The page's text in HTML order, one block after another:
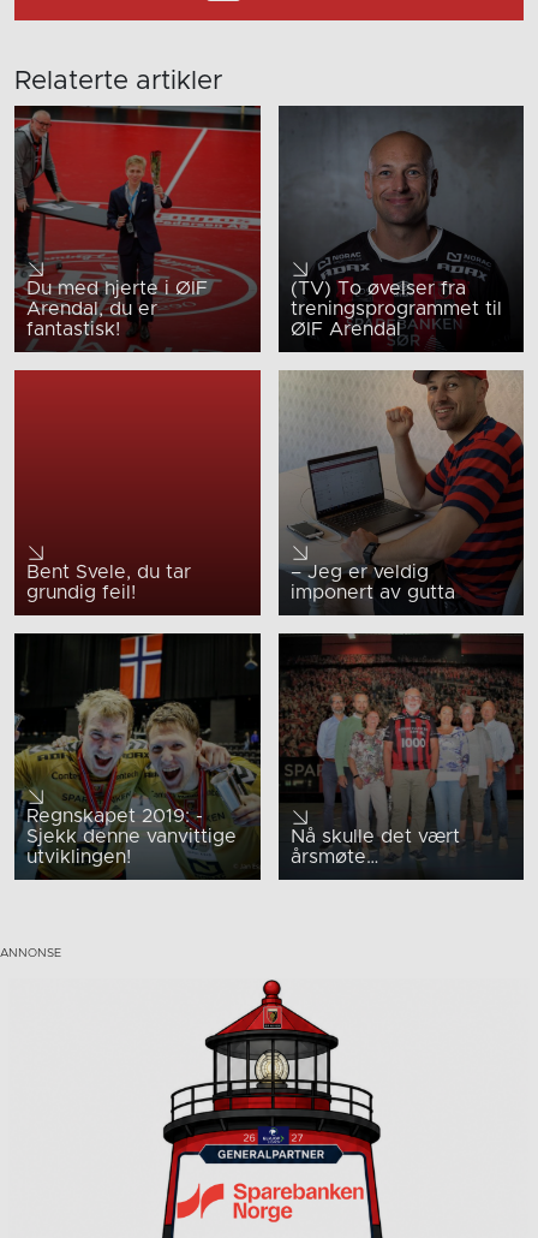
Relaterte artikler
Du med hjerte i ØIF
Arendal, du er
fantastisk!
(TV) To øvelser fra
treningsprogrammet til
ØIF Arendal
Bent Svele, du tar
grundig feil!
– Jeg er veldig
imponert av gutta
Regnskapet 2019: -
Sjekk denne vanvittige
utviklingen!
Nå skulle det vært
årsmøte…